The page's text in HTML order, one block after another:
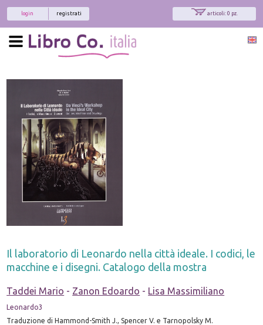
articoli: 0 pz.
registrati
login
Il laboratorio di Leonardo nella città ideale. I codici, le
macchine e i disegni. Catalogo della mostra
Taddei Mario - Zanon Edoardo - Lisa Massimiliano
Leonardo3
Traduzione di Hammond-Smith J., Spencer V. e Tarnopolsky M.